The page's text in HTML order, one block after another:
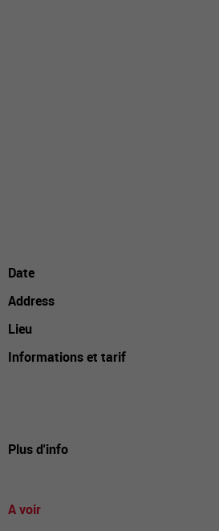
Date
Address
Lieu
Informations et tarif
Plus d'info
A voir